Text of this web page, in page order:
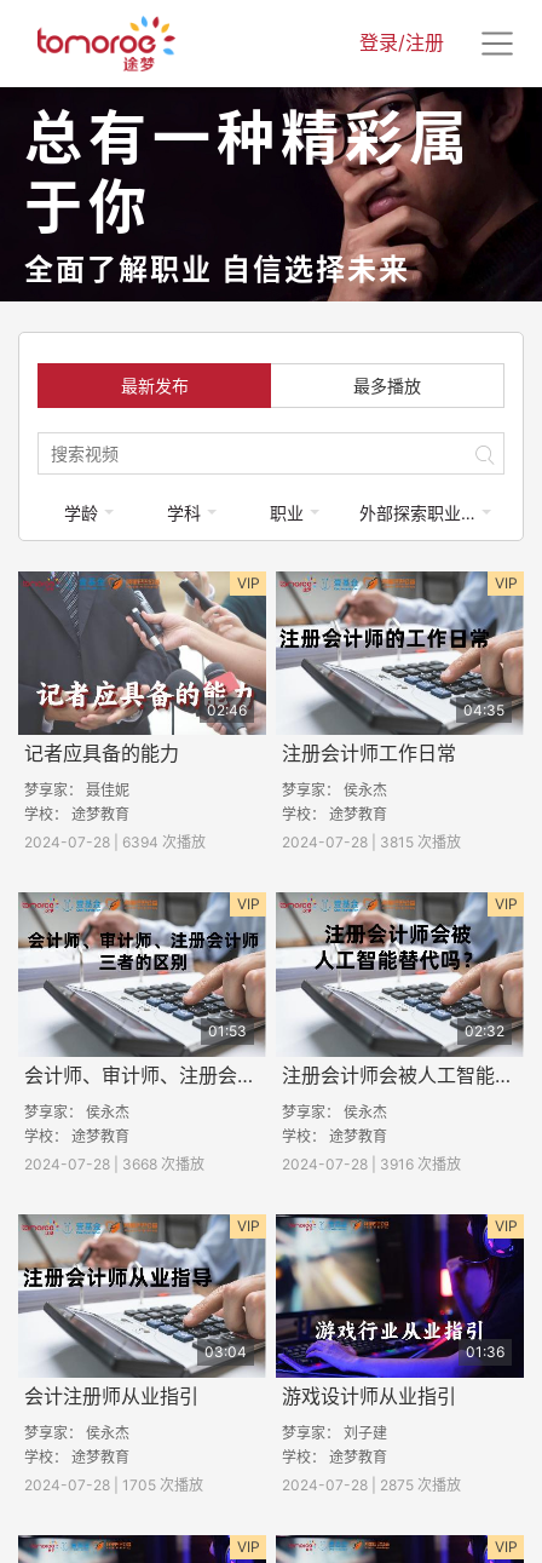
登录/注册
总有一种精彩属
于你
全面了解职业 自信选择未来
最新发布 最多播放
学龄 学科 职业 外部探索职业课
VIP
02:46
记者应具备的能力
梦享家： 聂佳妮
学校： 途梦教育
2024-07-28 | 6394 次播放
VIP
04:35
注册会计师工作日常
梦享家： 侯永杰
学校： 途梦教育
2024-07-28 | 3815 次播放
VIP
01:53
会计师、审计师、注册会计师三者的区别
梦享家： 侯永杰
学校： 途梦教育
2024-07-28 | 3668 次播放
VIP
02:32
注册会计师会被人工智能替代吗？
梦享家： 侯永杰
学校： 途梦教育
2024-07-28 | 3916 次播放
VIP
03:04
会计注册师从业指引
梦享家： 侯永杰
学校： 途梦教育
2024-07-28 | 1705 次播放
VIP
01:36
游戏设计师从业指引
梦享家： 刘子建
学校： 途梦教育
2024-07-28 | 2875 次播放
VIP VIP